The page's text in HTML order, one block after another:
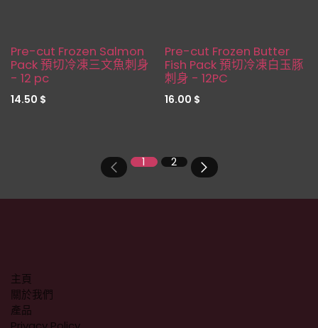
缺貨
Pre-cut Frozen Salmon
Pack 預切冷凍三文魚刺身
- 12 pc
14.50 $
缺貨
Pre-cut Frozen Butter
Fish Pack 預切冷凍白玉豚
刺身 - 12PC
16.00 $
1 2
主頁
關於我們
產品